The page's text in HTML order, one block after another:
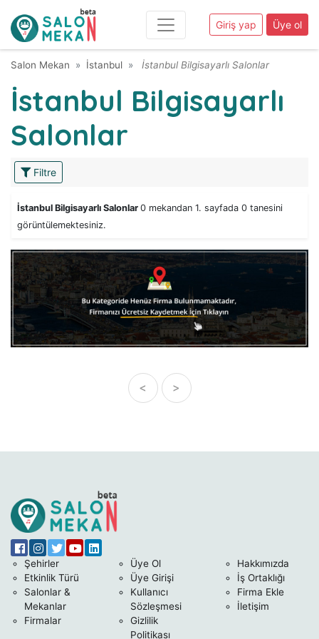
Giriş yap Üye ol
Salon Mekan İstanbul İstanbul Bilgisayarlı Salonlar
İstanbul Bilgisayarlı
Salonlar
Filtre
İstanbul Bilgisayarlı Salonlar 0 mekandan 1. sayfada 0 tanesini
görüntülemektesiniz.
< >
Şehirler
Etkinlik Türü
Salonlar &
Mekanlar
Firmalar
Üye Ol
Üye Girişi
Kullanıcı
Sözleşmesi
Gizlilik
Politikası
Hakkımızda
İş Ortaklığı
Firma Ekle
İletişim